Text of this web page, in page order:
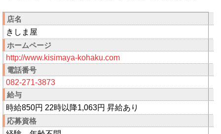
店名
きしま屋
ホームページ
http://www.kisimaya-kohaku.com
電話番号
082-271-3873
給与
時給850円 22時以降1,063円 昇給あり
応募資格